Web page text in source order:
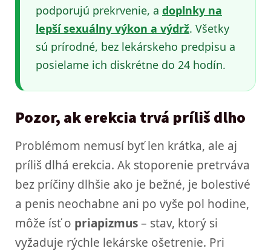
podporujú prekrvenie, a doplnky na
lepší sexuálny výkon a výdrž. Všetky
sú prírodné, bez lekárskeho predpisu a
posielame ich diskrétne do 24 hodín.
Pozor, ak erekcia trvá príliš dlho
Problémom nemusí byť len krátka, ale aj
príliš dlhá erekcia. Ak stoporenie pretrváva
bez príčiny dlhšie ako je bežné, je bolestivé
a penis neochabne ani po vyše pol hodine,
môže ísť o priapizmus– stav, ktorý si
vyžaduje rýchle lekárske ošetrenie. Pri